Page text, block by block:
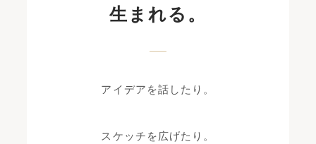
生まれる。
アイデアを話したり。
スケッチを広げたり。